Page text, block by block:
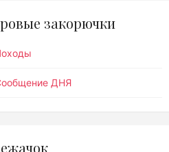
закорючки
ДНЯ